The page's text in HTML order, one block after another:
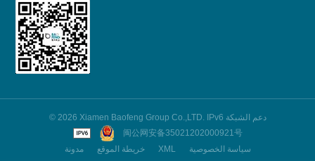
© 2026 Xiamen Baofeng Group Co.,LTD. IPv6 دعم الشبكة
闽公网安备35021202000921号
مدونة
خريطة الموقع XML سياسة الخصوصية